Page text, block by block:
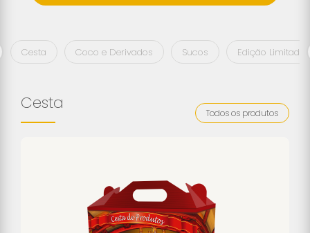
Cesta Coco e Derivados Sucos Edição Limitada
Cesta Todos os produtos